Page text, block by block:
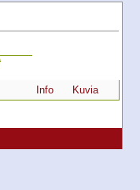
Info Kuvia